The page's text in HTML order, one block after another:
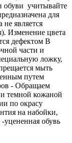
обуви учитывайте
для
является
Изменение цвета
дефектом В
части и
ложку,
мыть
путем
- Обращаем
темной кожаной
по окрасу
на набойки,
уцененная обувь